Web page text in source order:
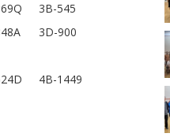
3B-545
3D-900
4B-1449